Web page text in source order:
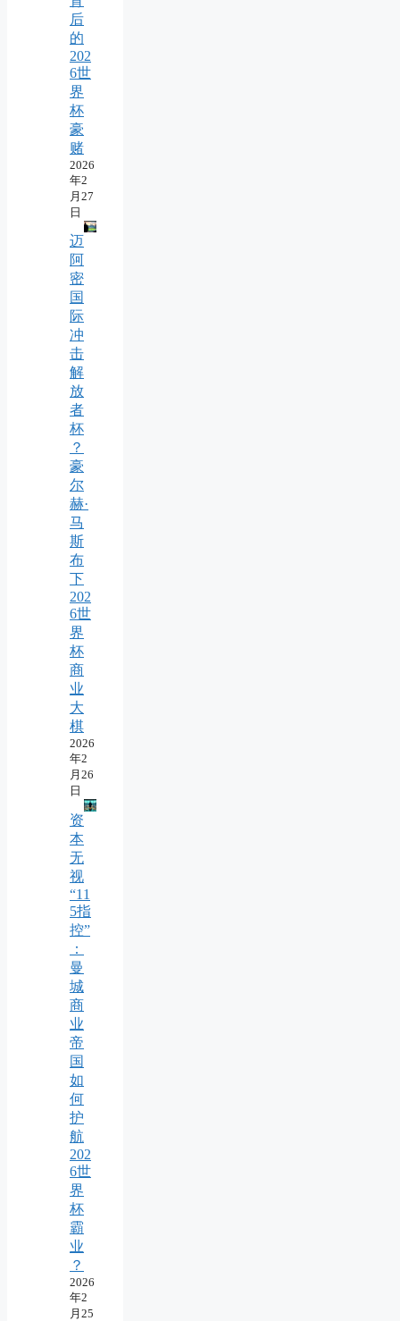
后
的
202
6世
界
杯
豪
赌
2026
年2
月27
日
迈
阿
密
国
际
冲
击
解
放
者
杯
？
豪
尔
赫·
马
斯
布
下
202
6世
界
杯
商
业
大
棋
2026
年2
月26
日
资
本
无
视
“11
5指
控”
：
曼
城
商
业
帝
国
如
何
护
航
202
6世
界
杯
霸
业
？
2026
年2
月25